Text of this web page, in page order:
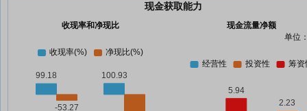
现金获取能力
收现率和净现比
现金流量净额
单位